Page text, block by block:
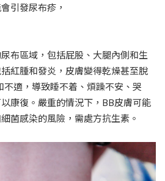
引發尿布疹，
布區域，包括屁股、大腿內側和生
紅腫和發炎，皮膚變得乾燥甚至脫
適，導致睡不着、煩躁不安、哭
康復。嚴重的情況下，BB皮膚可能
菌感染的風險，需處方抗生素。